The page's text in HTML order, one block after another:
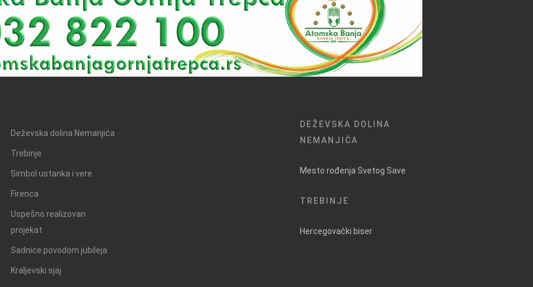
Deževska dolina Nemanjića
Trebinje
Simbol ustanka i vere
Firenca
Uspešno realizovan
projekat
Sadnice povodom jubileja
Kraljevski sjaj
DEŽEVSKA DOLINA
NEMANJIĆA
Mesto rođenja Svetog Save
TREBINJE
Hercegovački biser